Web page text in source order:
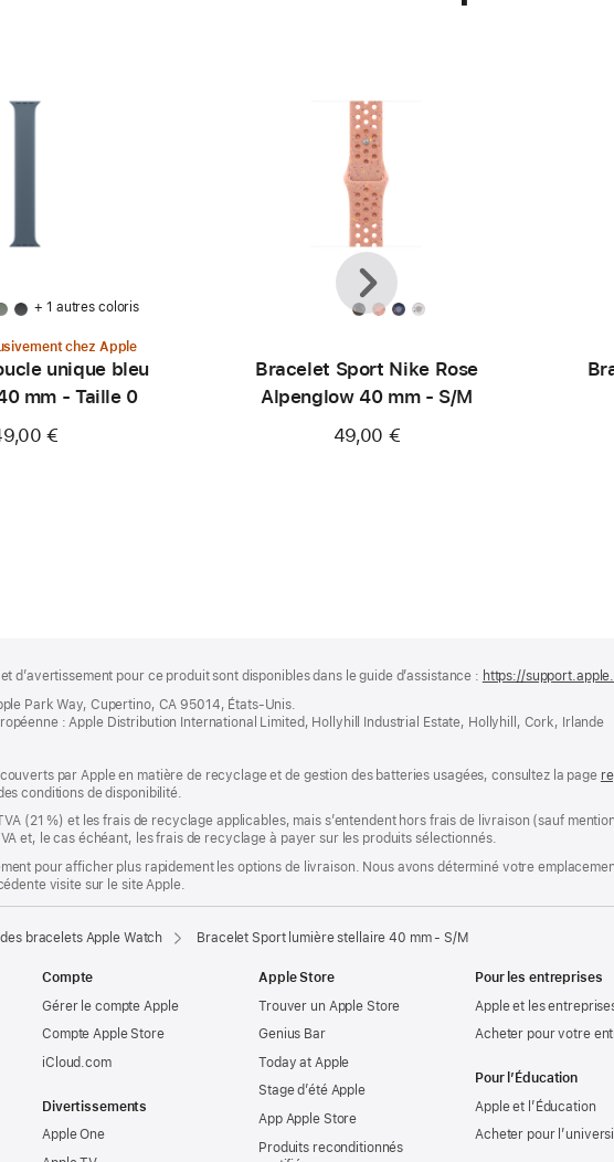
+ 1 autres coloris
chez Apple
unique bleu
mm - Taille 0
€
Bracelet Sport Nike Rose
Alpenglow 40 mm - S/M
49,00 €
Précédent
Suivant
d’avertissement pour ce produit sont disponibles dans le guide d’assistance : https://
Park Way, Cupertino, CA 95014, États-Unis.
: Apple Distribution International Limited, Hollyhill Industrial Estate, Hollyhill, Cork, Irlande
par Apple en matière de recyclage et de gestion des batteries usagées, consultez la page
conditions de disponibilité.
(21 %) et les frais de recyclage applicables, mais s’entendent hors frais de livraison (sauf
et, le cas échéant, les frais de recyclage à payer sur les produits sélectionnés.
pour afficher plus rapidement les options de livraison. Nous avons déterminé votre
visite sur le site Apple.
bracelets Apple Watch Bracelet Sport lumière stellaire 40 mm - S/M
Compte
Gérer le compte Apple
Compte Apple Store
iCloud.com
Divertissements
Apple One
Apple Store
Trouver un Apple Store
Genius Bar
Today at Apple
Stage d’été Apple
App Apple Store
Produits reconditionnés
Pour les entreprises
Apple et les
Acheter pour votre
Pour l’Éducation
Apple et l’Éducation
Acheter pour